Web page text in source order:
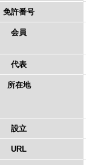
免許番号
会員
代表
所在地
設立
URL